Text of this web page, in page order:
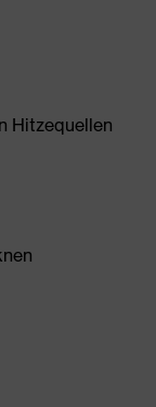
Hitzequellen